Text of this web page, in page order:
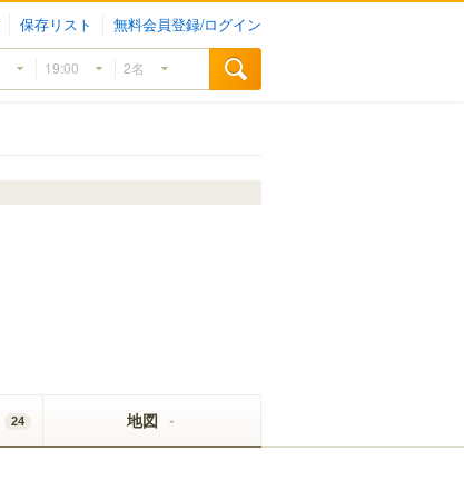
保存リスト 無料会員登録/ログイン
24 地図